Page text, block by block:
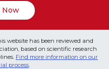
Now
website has been reviewed and
based on scientific research
Find more information on our
process